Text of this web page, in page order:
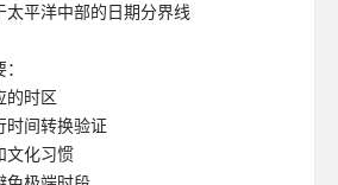
太平洋中部的日期分界线
的时区
时间转换验证
文化习惯